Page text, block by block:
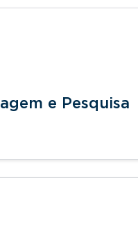
e Pesquisa